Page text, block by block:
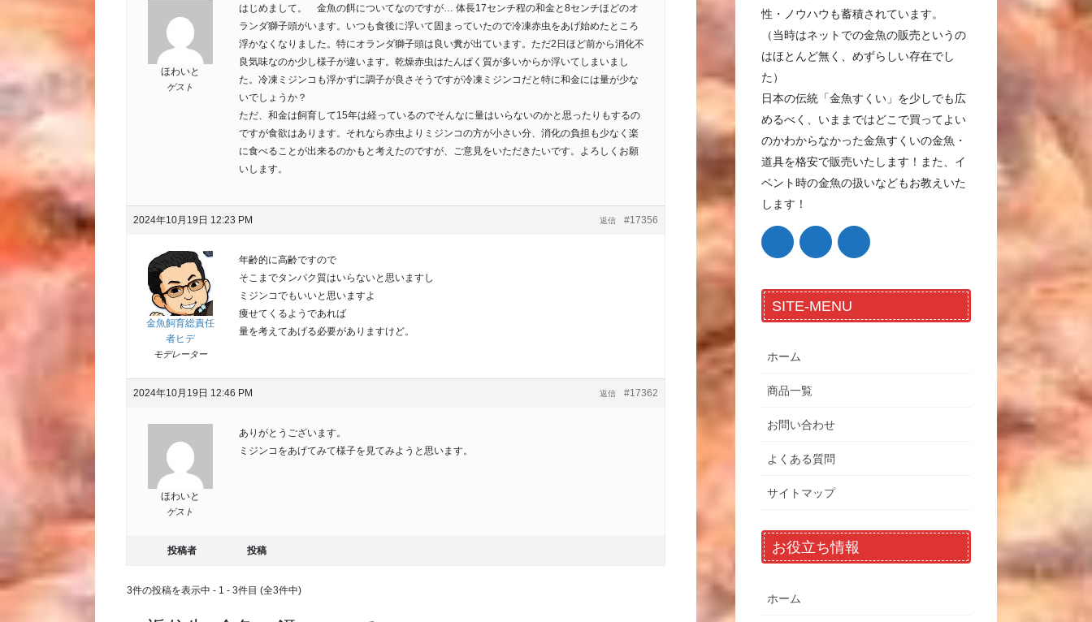
ほわいと
ゲスト
はじめまして。 金魚の餌についてなのですが… 体長17センチ程の和金と8センチほどのオ
ランダ獅子頭がいます。いつも食後に浮いて固まっていたので冷凍赤虫をあげ始めたところ
浮かなくなりました。特にオランダ獅子頭は良い糞が出ています。ただ2日ほど前から消化不
良気味なのか少し様子が違います。乾燥赤虫はたんぱく質が多いからか浮いてしまいまし
た。冷凍ミジンコも浮かずに調子が良さそうですが冷凍ミジンコだと特に和金には量が少な
いでしょうか？
ただ、和金は飼育して15年は経っているのでそんなに量はいらないのかと思ったりもするの
ですが食欲はあります。それなら赤虫よりミジンコの方が小さい分、消化の負担も少なく楽
に食べることが出来るのかもと考えたのですが、ご意見をいただきたいです。よろしくお願
いします。
2024年10月19日 12:23 PM #17356
返信
金魚飼育総責任
者ヒデ
モデレーター
年齢的に高齢ですので
そこまでタンパク質はいらないと思いますし
ミジンコでもいいと思いますよ
痩せてくるようであれば
量を考えてあげる必要がありますけど。
2024年10月19日 12:46 PM #17362
返信
ほわいと
ゲスト
ありがとうございます。
ミジンコをあげてみて様子を見てみようと思います。
投稿者 投稿
3件の投稿を表示中 - 1 - 3件目 (全3件中)
性・ノウハウも蓄積されています。
（当時はネットでの金魚の販売というの
はほとんど無く、めずらしい存在でし
た）
日本の伝統「金魚すくい」を少しでも広
めるべく、いままではどこで買ってよい
のかわからなかった金魚すくいの金魚・
道具を格安で販売いたします！また、イ
ベント時の金魚の扱いなどもお教えいた
します！
SITE-MENU
ホーム
商品一覧
お問い合わせ
よくある質問
サイトマップ
お役立ち情報
ホーム